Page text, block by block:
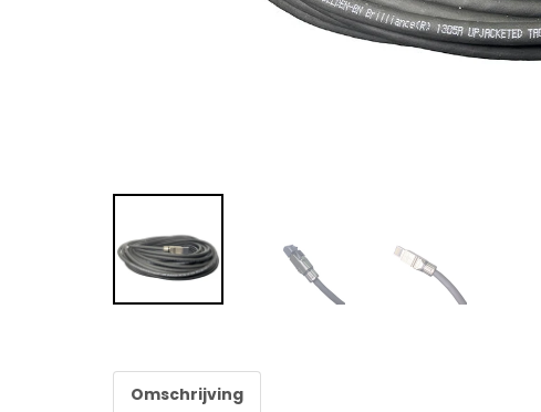
Omschrijving